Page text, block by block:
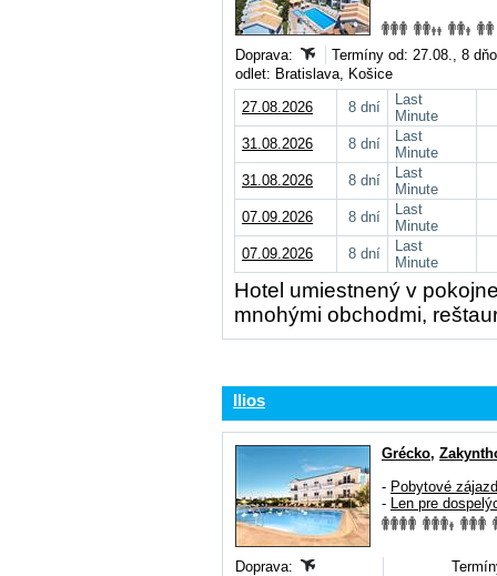
Doprava:
Termíny od: 27.08., 8
odlet: Bratislava, Košice
27.08.2026
8 dní
Last
Minute
31.08.2026
8 dní
Last
Minute
31.08.2026
8 dní
Last
Minute
07.09.2026
8 dní
Last
Minute
07.09.2026
8 dní
Last
Minute
Hotel umiestnený v
mnohými obchodmi,
Ilios
Grécko,
- Pobytové
- Len pre
Doprava: